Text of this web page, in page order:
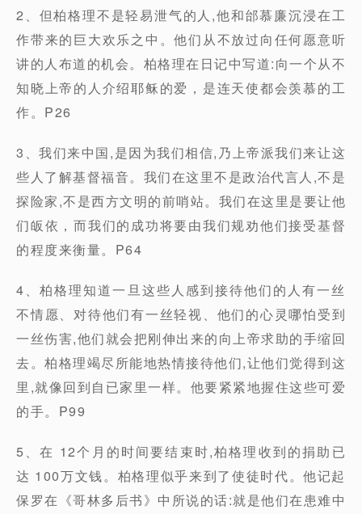
2、但柏格理不是轻易泄气的人,他和邰慕廉沉浸在工
作带来的巨大欢乐之中。他们从不放过向任何愿意听
讲的人布道的机会。柏格理在日记中写道:向一个从不
知晓上帝的人介绍耶稣的爱，是连天使都会羡慕的工
作。P26
3、我们来中国,是因为我们相信,乃上帝派我们来让这
些人了解基督福音。我们在这里不是政治代言人,不是
探险家,不是西方文明的前哨站。我们在这里是要让他
们皈依，而我们的成功将要由我们规劝他们接受基督
的程度来衡量。P64
4、柏格理知道一旦这些人感到接待他们的人有一丝
不情愿、对待他们有一丝轻视、他们的心灵哪怕受到
一丝伤害,他们就会把刚伸出来的向上帝求助的手缩回
去。柏格理竭尽所能地热情接待他们,让他们觉得到这
里,就像回到自已家里一样。他要紧紧地握住这些可爱
的手。P99
5、在 12个月的时间要结束时,柏格理收到的捐助已
达 100万文钱。柏格理似乎来到了使徒时代。他记起
保罗在《哥林多后书》中所说的话:就是他们在患难中